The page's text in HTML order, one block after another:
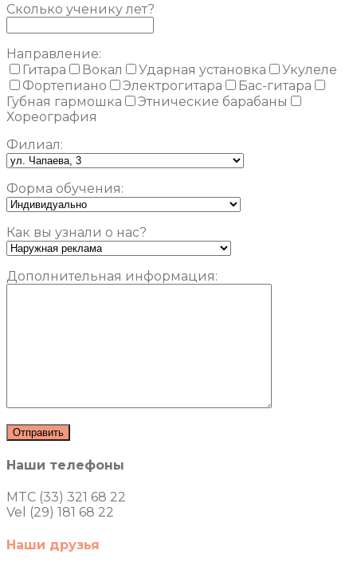
Сколько ученику лет?
Направление:
Гитара
Вокал Ударная установка
Укулеле
Фортепиано
Электрогитара
Бас-гитара
Губная гармошка
Этнические барабаны
Хореография
Филиал:
Форма обучения:
Как вы узнали о нас?
Дополнительная информация:
Наши телефоны
MTC (33) 321 68 22
Vel (29) 181 68 22
Наши друзья